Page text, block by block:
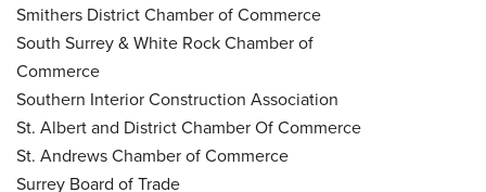
Smithers District Chamber of Commerce
South Surrey & White Rock Chamber of
Commerce
Southern Interior Construction Association
St. Albert and District Chamber Of Commerce
St. Andrews Chamber of Commerce
Surrey Board of Trade